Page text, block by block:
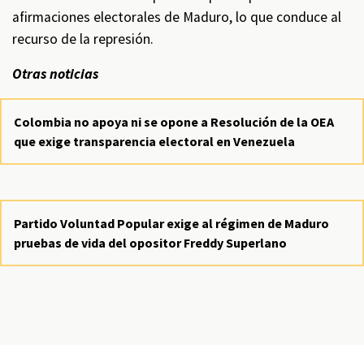
afirmaciones electorales de Maduro, lo que conduce al
recurso de la represión.
Otras noticias
Colombia no apoya ni se opone a Resolución de la OEA
que exige transparencia electoral en Venezuela
Partido Voluntad Popular exige al régimen de Maduro
pruebas de vida del opositor Freddy Superlano